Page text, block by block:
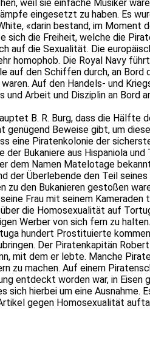
weil sie einfache Musiker
eingesetzt zu haben. Es
«darin bestand, im Moment
sich die Freiheit, welche die
auf die Sexualität. Die
homophob. Die Royal Navy
auf den Schiffen durch, an Bord
Auf den Handels- und
und Arbeit und Disziplin an Bord
B. R. Burg, dass die Hälfte
genügend Beweise gibt, um
eine Piratenkolonie der
der Bukaniere aus Hispaniola
dem Namen Matelotage
der Überlebende den Teil
zu den Bukanieren gestoßen
Frau mit seinem
die Homosexualität auf
Werber von sich fern zu
hundert Prostituierte
Der Piratenkapitän
mit dem er lebte. Manche
zu machen. Auf einem
entdeckt worden war, in Eisen
sich hierbei um eine Ausnahme.
gegen Homosexualität